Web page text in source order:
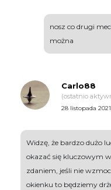
nosz co drugi
można
Carlo88
(ostatnio
28 listopada
Widzę, że bardzo dużo
okazać się kluczowym
zdaniem, jeśli nie
okienku to będziemy